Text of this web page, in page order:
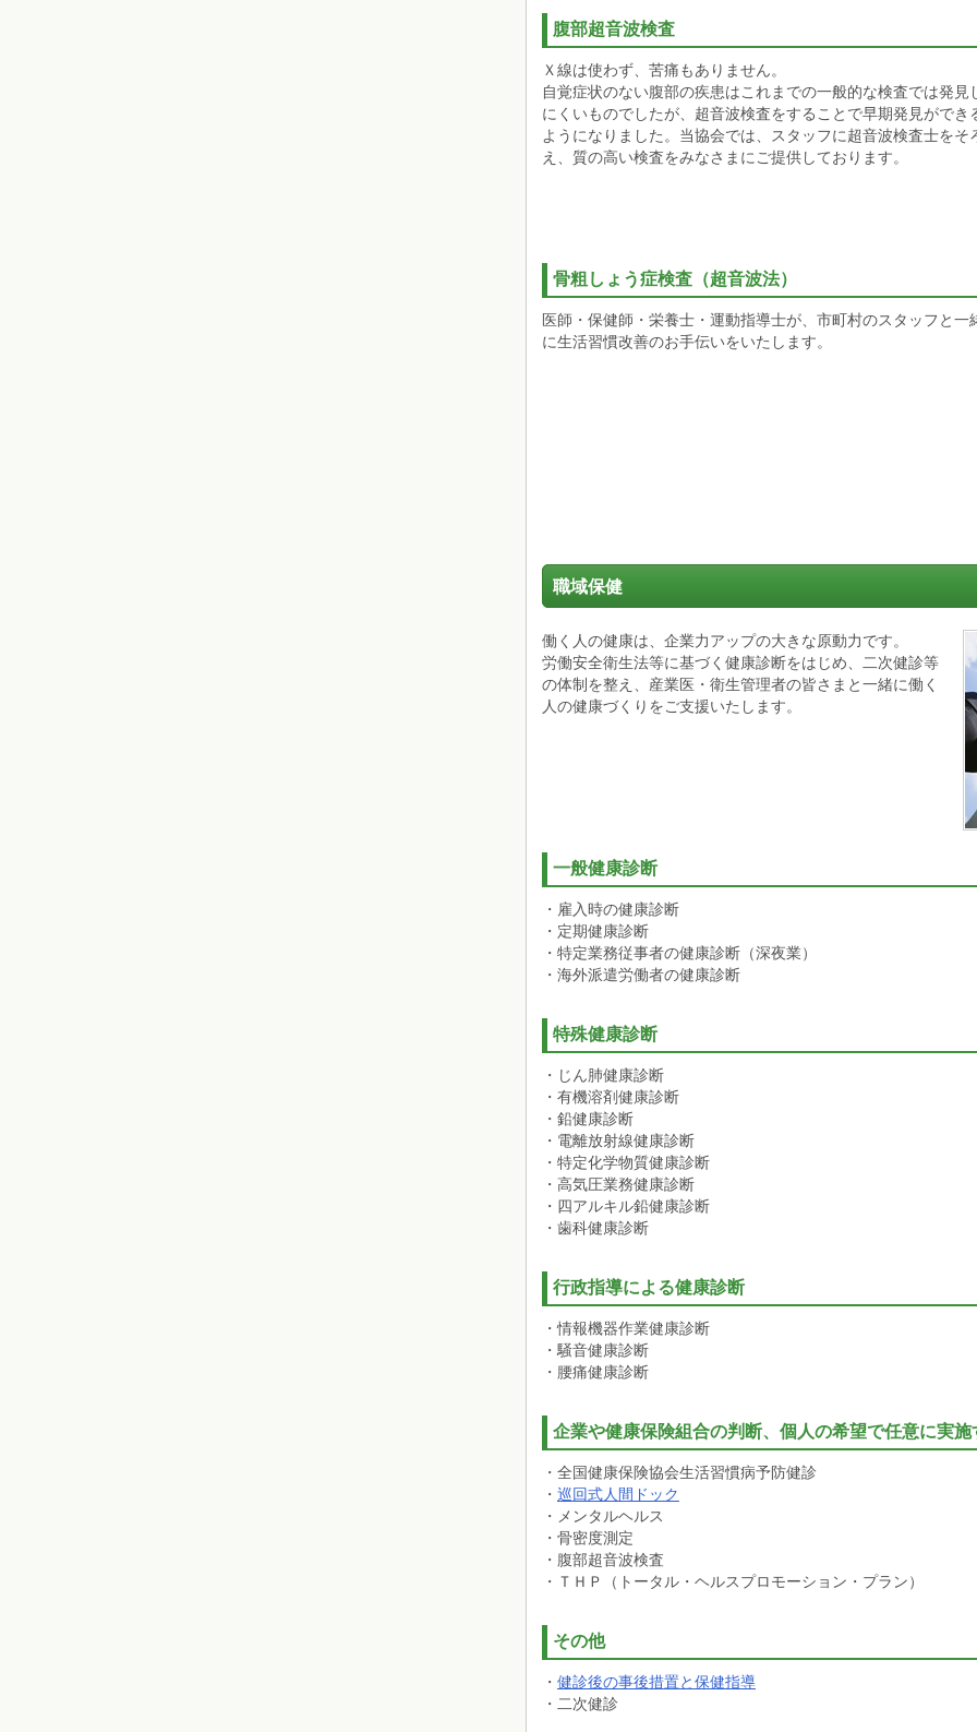
腹部超音波検査
Ｘ線は使わず、苦痛もありません。
自覚症状のない腹部の疾患はこれまでの一般的な検査では発見
にくいものでしたが、超音波検査をすることで早期発見ができ
ようになりました。当協会では、スタッフに超音波検査士をそ
え、質の高い検査をみなさまにご提供しております。
骨粗しょう症検査（超音波法）
医師・保健師・栄養士・運動指導士が、市町村のスタッフと一
に生活習慣改善のお手伝いをいたします。
職域保健
働く人の健康は、企業力アップの大きな原動力です。
労働安全衛生法等に基づく健康診断をはじめ、二次健診等
の体制を整え、産業医・衛生管理者の皆さまと一緒に働く
人の健康づくりをご支援いたします。
一般健康診断
・雇入時の健康診断
・定期健康診断
・特定業務従事者の健康診断（深夜業）
・海外派遣労働者の健康診断
特殊健康診断
・じん肺健康診断
・有機溶剤健康診断
・鉛健康診断
・電離放射線健康診断
・特定化学物質健康診断
・高気圧業務健康診断
・四アルキル鉛健康診断
・歯科健康診断
行政指導による健康診断
・情報機器作業健康診断
・騒音健康診断
・腰痛健康診断
企業や健康保険組合の判断、個人の希望で任意に実施
・全国健康保険協会生活習慣病予防健診
・ 巡回式人間ドック
・メンタルヘルス
・骨密度測定
・腹部超音波検査
・ＴＨＰ（トータル・ヘルスプロモーション・プラン）
その他
・ 健診後の事後措置と保健指導
・二次健診